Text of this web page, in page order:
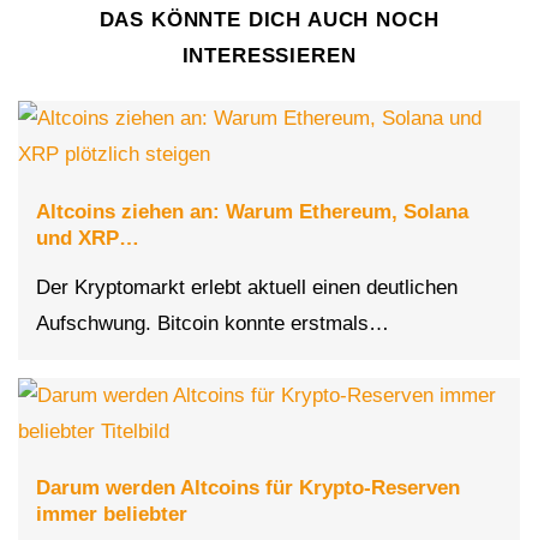
DAS KÖNNTE DICH AUCH NOCH
INTERESSIEREN
Altcoins ziehen an: Warum Ethereum, Solana
und XRP…
Der Kryptomarkt erlebt aktuell einen deutlichen
Aufschwung. Bitcoin konnte erstmals…
Darum werden Altcoins für Krypto-Reserven
immer beliebter